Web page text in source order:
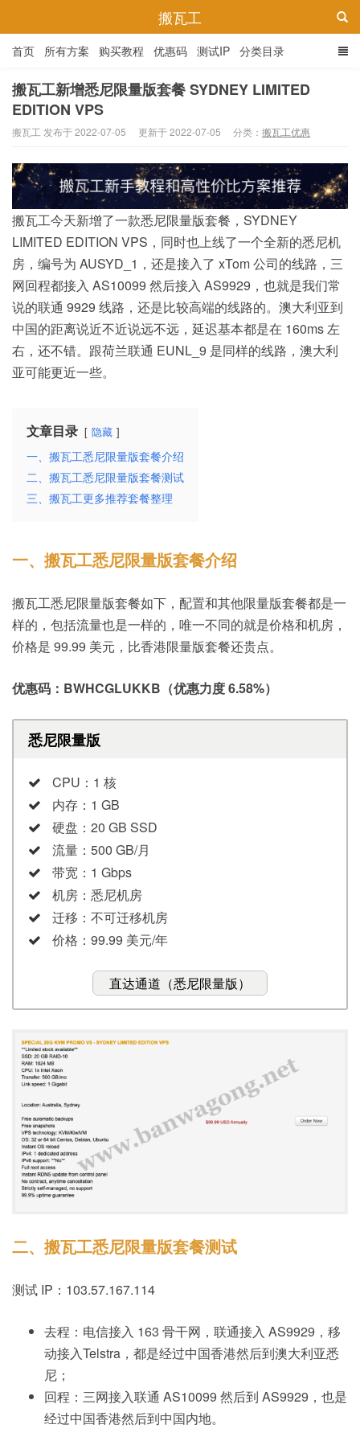
搬瓦工
首页 所有方案 购买教程 优惠码 测试IP 分类目录
搬瓦工新增悉尼限量版套餐 SYDNEY LIMITED
EDITION VPS
搬瓦工 发布于 2022-07-05 更新于 2022-07-05 分类： 搬瓦工优惠
搬瓦工今天新增了一款悉尼限量版套餐，SYDNEY
LIMITED EDITION VPS，同时也上线了一个全新的悉尼机
房，编号为 AUSYD_1，还是接入了 xTom 公司的线路，三
网回程都接入 AS10099 然后接入 AS9929，也就是我们常
说的联通 9929 线路，还是比较高端的线路的。澳大利亚到
中国的距离说近不近说远不远，延迟基本都是在 160ms 左
右，还不错。跟荷兰联通 EUNL_9 是同样的线路，澳大利
亚可能更近一些。
文章目录 隐藏
一、搬瓦工悉尼限量版套餐介绍
二、搬瓦工悉尼限量版套餐测试
三、搬瓦工更多推荐套餐整理
一、搬瓦工悉尼限量版套餐介绍
搬瓦工悉尼限量版套餐如下，配置和其他限量版套餐都是一
样的，包括流量也是一样的，唯一不同的就是价格和机房，
价格是 99.99 美元，比香港限量版套餐还贵点。
优惠码：BWHCGLUKKB（优惠力度 6.58%）
悉尼限量版
CPU：1 核
内存：1 GB
硬盘：20 GB SSD
流量：500 GB/月
带宽：1 Gbps
机房：悉尼机房
迁移：不可迁移机房
价格：99.99 美元/年
直达通道（悉尼限量版）
二、搬瓦工悉尼限量版套餐测试
测试 IP：103.57.167.114
去程：电信接入 163 骨干网，联通接入 AS9929，移
动接入Telstra，都是经过中国香港然后到澳大利亚悉
尼；
回程：三网接入联通 AS10099 然后到 AS9929，也是
经过中国香港然后到中国内地。